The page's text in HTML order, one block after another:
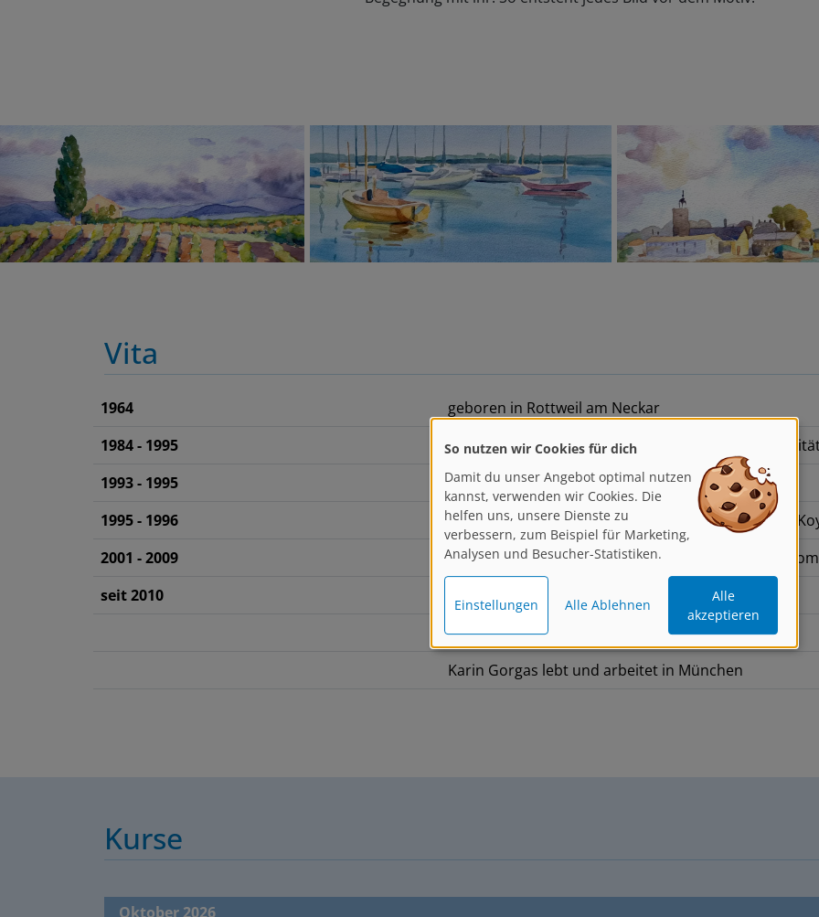
Vita
1964
geboren in Rottweil am Neckar
1984 - 1995
Studium der Rechtswissenschaften an den
1993 - 1995
angestellte Rechtsanwältin in Emmendingen
1995 - 1996
Schülerin des überzeugten Plein-Air-Malers Volker
2001 - 2009
jährliche Malreisen in die Provence und nach Usedom
seit 2010
Dozentin für Aquarellmalerei
zahlreiche Ausstellungen in Deutschland
Karin Gorgas lebt und arbeitet in München
Kurse
Oktober 2026
So nutzen wir Cookies für dich
Damit du unser Angebot optimal nutzen
helfen uns, unsere Dienste zu
verbessern, zum Beispiel für Marketing,
Analysen und Besucher-Statistiken.
Einstellungen